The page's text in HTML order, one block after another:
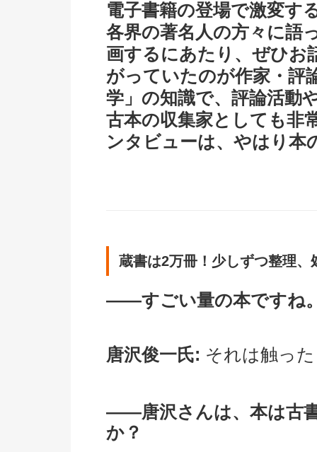
電子書籍の登場で激変す
各界の著名人の方々に語
画するにあたり、ぜひお
がっていたのが作家・評
学」の知識で、評論活動
古本の収集家としても非
ンタビューは、やはり本
蔵書は2万冊！少しずつ整理、
――すごい量の本ですね
唐沢俊一氏: それは触っ
――唐沢さんは、本は古
か？